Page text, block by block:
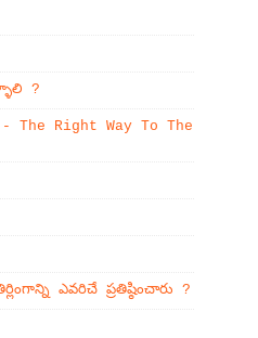
?
The Right Way To The
ఎవరిచే ప్రతిష్ఠించారు ?